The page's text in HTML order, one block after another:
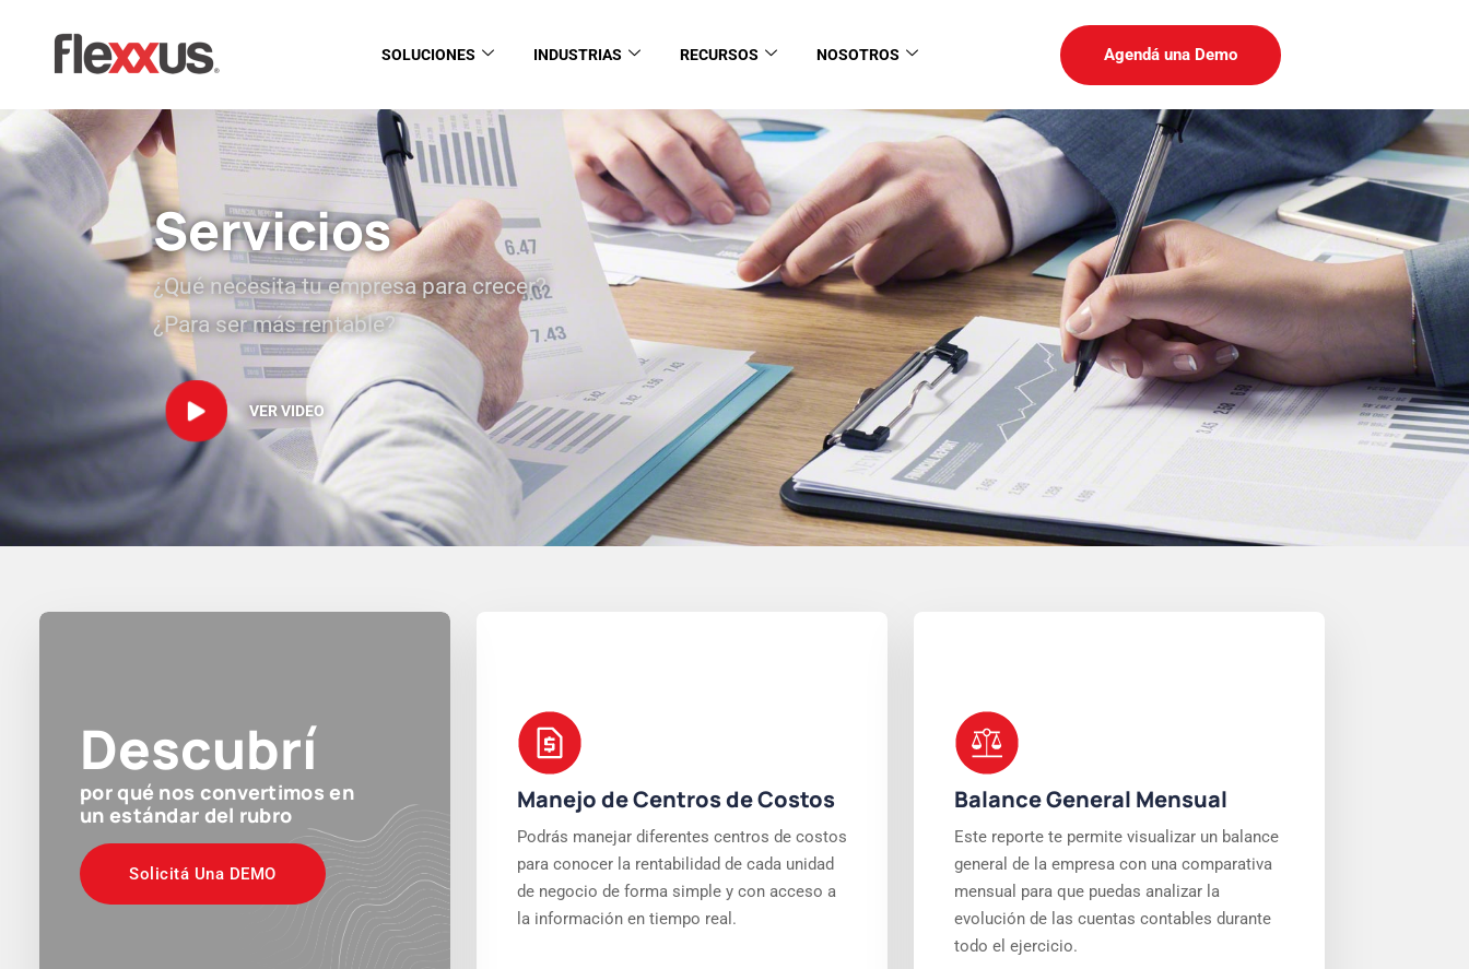
SOLUCIONES INDUSTRIAS RECURSOS NOSOTROS Agendá una Demo
Servicios
¿Qué necesita tu empresa para crecer?
¿Para ser más rentable?
VER VIDEO
Descubrí
por qué nos convertimos en
un estándar del rubro
Solicitá Una DEMO
Manejo de Centros de Costos
Podrás manejar diferentes centros de costos
para conocer la rentabilidad de cada unidad
de negocio de forma simple y con acceso a
la información en tiempo real.
Balance General Mensual
Este reporte te permite visualizar un balance
general de la empresa con una comparativa
mensual para que puedas analizar la
evolución de las cuentas contables durante
todo el ejercicio.